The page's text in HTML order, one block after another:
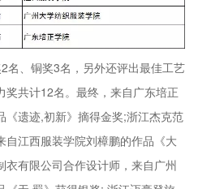
名、铜奖3名，另外还评出最佳工艺
共计12名。最终，来自广东培正
《遗迹,初新》摘得金奖;浙江杰克范
自江西服装学院刘樟鹏的作品《大
衣有限公司合作设计师，来自广州